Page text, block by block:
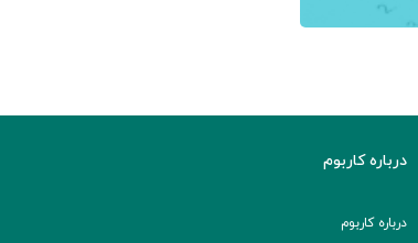
درباره کاربوم
درباره کاربوم